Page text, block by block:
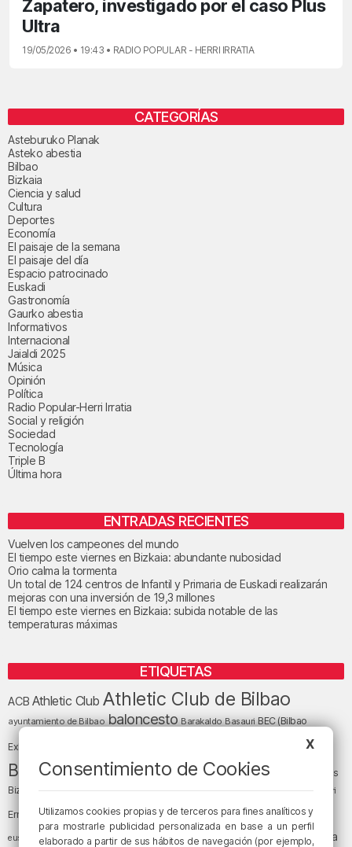
Zapatero, investigado por el caso Plus
Ultra
19/05/2026 • 19:43 • RADIO POPULAR - HERRI IRRATIA
CATEGORÍAS
Asteburuko Planak
Asteko abestia
Bilbao
Bizkaia
Ciencia y salud
Cultura
Deportes
Economía
El paisaje de la semana
El paisaje del día
Espacio patrocinado
Euskadi
Gastronomía
Gaurko abestia
Informativos
Internacional
Jaialdi 2025
Música
Opinión
Política
Radio Popular-Herri Irratia
Social y religión
Sociedad
Tecnología
Triple B
Última hora
ENTRADAS RECIENTES
Vuelven los campeones del mundo
El tiempo este viernes en Bizkaia: abundante nubosidad
Orio calma la tormenta
Un total de 124 centros de Infantil y Primaria de Euskadi realizarán
mejoras con una inversión de 19,3 millones
El tiempo este viernes en Bizkaia: subida notable de las
temperaturas máximas
ETIQUETAS
ACB Athletic Club Athletic Club de Bilbao
ayuntamiento de Bilbao baloncesto Barakaldo Basauri BEC (Bilbao
Exhibition Center) Bizkaia
Bizkaia y sus comarcas Copa del Rey cultura
Cáritas
Bizkaia
Deusto Diócesis de Bilbao Egunon Bizkaia el tiempo Enkarterri
Ernesto Valverde Ertzaintza Euskadi (País Vasco)
euskera fiestas fútbol Gobierno vasco juanma jubera LaLiga LaLiga
X
Consentimiento de Cookies
Utilizamos cookies propias y de terceros para fines analíticos y
para mostrarle publicidad personalizada en base a un perfil
elaborado a partir de sus hábitos de navegación (por ejemplo,